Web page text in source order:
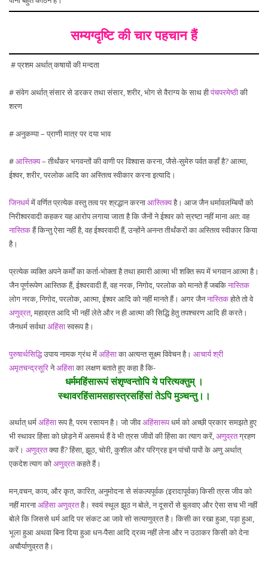
सम्यग्दृष्टि की चार पहचान हैं
# प्रशम अर्थात् कषायों की मन्दता
# संवेग अर्थात् संसार से डरकर तथा संसार, शरीर, भोग से वैराग्य के साथ हीपंचपरमेष्ठीकी
शरण
# अनुकम्पा – प्राणी मात्र पर दया भाव
#आस्तिक्य– तीर्थंकर भगवन्तों की वाणी पर विश्वास करना, जैसे-सुमेरु पर्वत कहाँ है? आत्मा,
ईश्वर, शरीर, परलोक आदि का अस्तित्व स्वीकार करना इत्यादि।
जिनधर्ममें वर्णित प्रत्येक वस्तु तत्व पर श्रद्धान करनाआस्तिक्यहै। आज जैन धर्मावलम्बियों को
निरीश्वरवादी कहकर यह आरोप लगाया जाता है कि जैनों ने ईश्वर को स्रष्टा नहीं माना अत: वह
नास्तिकहैं किन्तु ऐसा नहीं है, वह ईश्वरवादी हैं, उन्होंने अनन्त तीर्थंकरों का अस्तित्व स्वीकार किया
है।
प्रत्येक व्यक्ति अपने कर्मों का कर्ता-भोक्ता है तथा हमारी आत्मा भी शक्ति रूप में भगवान आत्मा है।
जैन पूर्णरूपेण आस्तिक हैं, ईश्वरवादी हैं, वह नरक, निगोद, परलोक को मानते हैं जबकिनास्तिक
लोग नरक, निगोद, परलोक, आत्मा, ईश्वर आदि को नहीं मानते हैं। अगर जैननास्तिकहोते तो वे
अणुव्रत, महाव्रत आदि भी नहीं लेते और न ही आत्मा की सिद्धि हेतु तपश्चरण आदि ही करते।
जैनधर्म सर्वथाअहिंसास्वरूप है।
पुरुषार्थसिद्धिउपाय नामक ग्रंथ मेंअहिंसाका अत्यन्त सूक्ष्म विवेचन है। आचार्य श्री
अमृतचन्द्रसूरिनेअहिंसाका लक्षण बताते हुए कहा है कि-
धर्ममहिंसारूपं संशृण्वन्तोपि ये परित्यक्तुम् ।
स्थावरहिंसामसहास्त्रसहिंसां तेऽपि मुञ्चन्तु।।
अर्थात् धर्मअहिंसारूप है, परम रसायन है। जो जीवअहिंसारूपधर्म को अच्छी प्रकार समझते हुए
भी स्थावर हिंसा को छोड़ने में असमर्थ हैं वे भी त्रस जीवों की हिंसा का त्याग करें, अणुव्रतग्रहण
करें। अणुव्रतक्या हैं? हिंसा, झूठ, चोरी, कुशील और परिग्रह इन पांचों पापों के अणु अर्थात्
एकदेश त्याग कोअणुव्रतकहते हैं।
मन,वचन, काय, और कृत, कारित, अनुमोदना से संकल्पपूर्वक (इरादापूर्वक) किसी त्रस जीव को
नहीं मारनाअहिंसाअणुव्रतहै। स्वयं स्थूल झूठ न बोले, न दूसरों से बुलवाए और ऐसा सच भी नहीं
बोले कि जिससे धर्म आदि पर संकट आ जावे सो सत्याणुव्रत है। किसी का रखा हुआ, पड़ा हुआ,
भूला हुआ अथवा बिना दिया हुआ धन-पैसा आदि द्रव्य नहीं लेना और न उठाकर किसी को देना
अचौर्याणुव्रत है।